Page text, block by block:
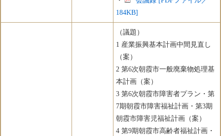
184KB]
（議題）
1 産業振興基本計画中間見直し
（案）
2 第6次朝霞市一般廃棄物処理基
本計画（案）
3 第6次朝霞市障害者プラン・第
7期朝霞市障害福祉計画・第3期
朝霞市障害児福祉計画（案）
4 第9期朝霞市高齢者福祉計画・